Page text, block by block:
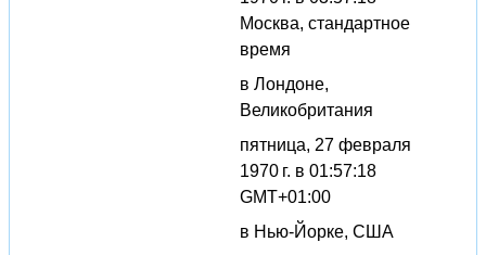
Москва, стандартное
время
в Лондоне,
Великобритания
пятница, 27 февраля
1970 г. в 01:57:18
GMT+01:00
в Нью-Йорке, США